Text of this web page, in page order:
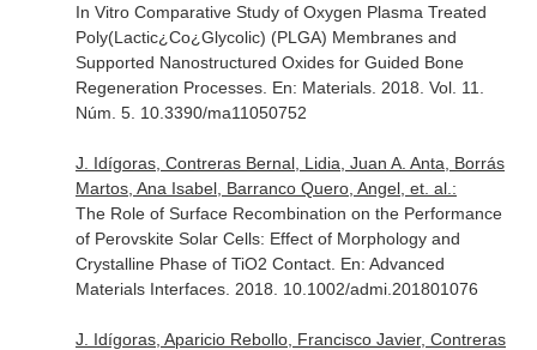
In Vitro Comparative Study of Oxygen Plasma Treated
Poly(Lactic¿Co¿Glycolic) (PLGA) Membranes and
Supported Nanostructured Oxides for Guided Bone
Regeneration Processes. En: Materials. 2018. Vol. 11.
Núm. 5. 10.3390/ma11050752
J. Idígoras, Contreras Bernal, Lidia, Juan A. Anta, Borrás
Martos, Ana Isabel, Barranco Quero, Angel, et. al.:
The Role of Surface Recombination on the Performance
of Perovskite Solar Cells: Effect of Morphology and
Crystalline Phase of TiO2 Contact. En: Advanced
Materials Interfaces. 2018. 10.1002/admi.201801076
J. Idígoras, Aparicio Rebollo, Francisco Javier, Contreras